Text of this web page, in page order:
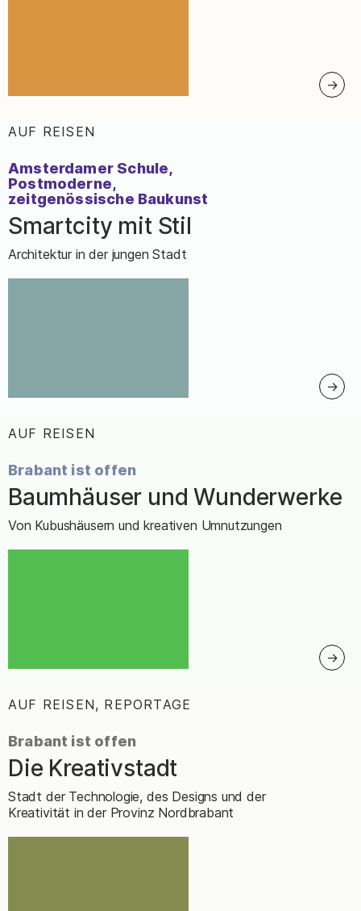
AUF REISEN
Amsterdamer Schule,
Postmoderne,
zeitgenössische Baukunst
–
Smartcity mit Stil
Architektur in der jungen Stadt
AUF REISEN
Brabant ist offen
–
Baumhäuser und Wunderwerke
Von Kubushäusern und kreativen Umnutzungen
AUF REISEN, REPORTAGE
Brabant ist offen
–
Die Kreativstadt
Stadt der Technologie, des Designs und der
Kreativität in der Provinz Nordbrabant